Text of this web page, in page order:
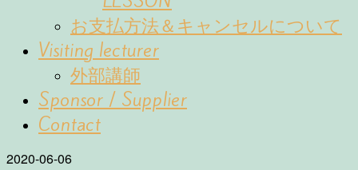
お支払方法＆キャンセルについて
Visiting lecturer
外部講師
Sponsor / Supplier
Contact
2020-06-06